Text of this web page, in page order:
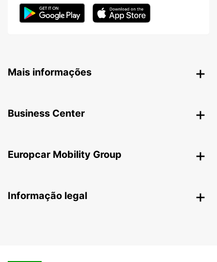
Mais informações
Business Center
Europcar Mobility Group
Informação legal